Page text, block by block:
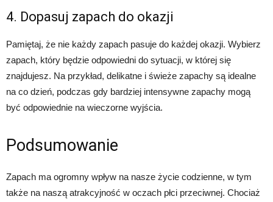
4. Dopasuj zapach do okazji
Pamiętaj, że nie każdy zapach pasuje do każdej okazji. Wybierz
zapach, który będzie odpowiedni do sytuacji, w której się
znajdujesz. Na przykład, delikatne i świeże zapachy są idealne
na co dzień, podczas gdy bardziej intensywne zapachy mogą
być odpowiednie na wieczorne wyjścia.
Podsumowanie
Zapach ma ogromny wpływ na nasze życie codzienne, w tym
także na naszą atrakcyjność w oczach płci przeciwnej. Chociaż